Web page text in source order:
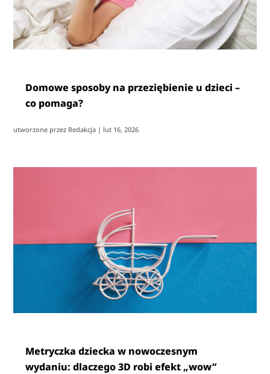
Domowe sposoby na przeziębienie u dzieci –
co pomaga?
utworzone przez Redakcja | lut 16, 2026
Metryczka dziecka w nowoczesnym
wydaniu: dlaczego 3D robi efekt „wow”